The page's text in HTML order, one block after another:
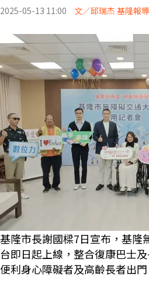
2025-05-13 11:00 文／邱瑞杰 基隆報導
基隆市長謝國樑7日宣布，基隆
台即日起上線，整合復康巴士
便利身心障礙者及高齡長者出